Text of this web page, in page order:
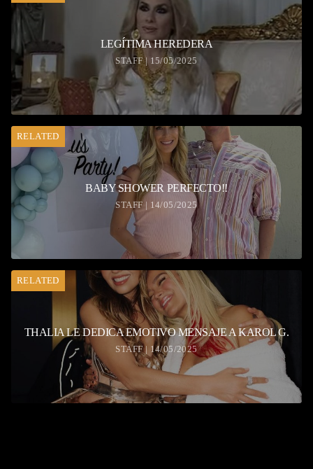
LEGÍTIMA HEREDERA
STAFF | 15/05/2025
RELATED
BABY SHOWER PERFECTO!!
STAFF | 14/05/2025
RELATED
THALIA LE DEDICA EMOTIVO MENSAJE A KAROL G.
STAFF | 14/05/2025